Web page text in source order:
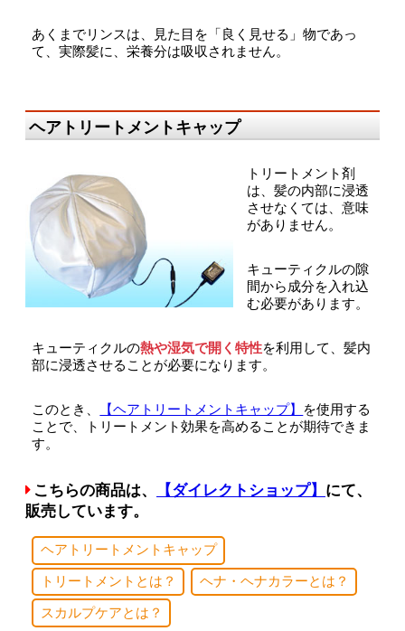
あくまでリンスは、見た目を「良く見せる」物であっ
て、実際髪に、栄養分は吸収されません。
ヘアトリートメントキャップ
トリートメント剤
は、髪の内部に浸透
させなくては、意味
がありません。
キューティクルの隙
間から成分を入れ込
む必要があります。
キューティクルの熱や湿気で開く特性を利用して、髪内
部に浸透させることが必要になります。
このとき、 【ヘアトリートメントキャップ】
を使用する
ことで、トリートメント効果を高めることが期待できま
す。
こちらの商品は、 【ダイレクトショップ】 にて、
販売しています。
ヘアトリートメントキャップ
トリートメントとは？ ヘナ・ヘナカラーとは？
スカルプケアとは？